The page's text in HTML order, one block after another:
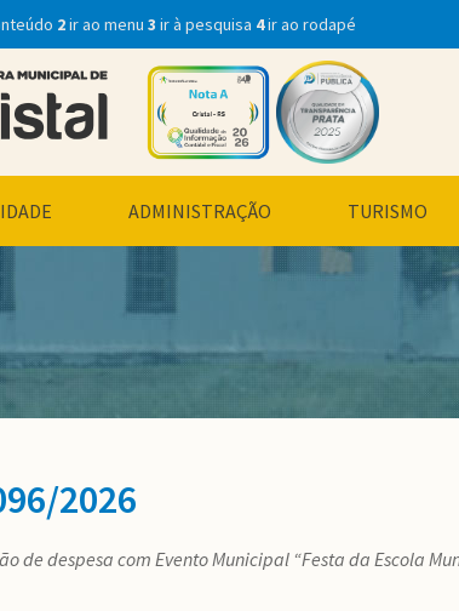
2ir ao menu 3 ir à pesquisa 4ir ao rodapé
ADMINISTRAÇÃO TURISMO
2026
de despesa com Evento Municipal “Festa da Escola